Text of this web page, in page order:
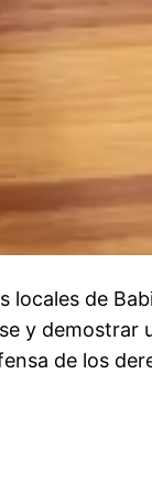
locales de
y demostrar
de los